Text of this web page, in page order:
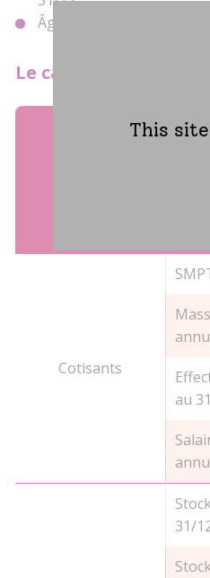
Âge moyen de départ à
Le calendrier de
Cotisants
au
31/
This